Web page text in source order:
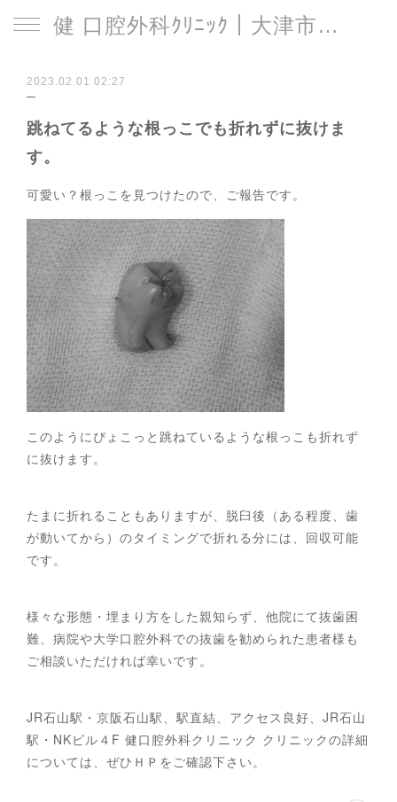
健 口腔外科ｸﾘﾆｯｸ｜大津市｜石山駅
2023.02.01 02:27
跳ねてるような根っこでも折れずに抜けま
す。
可愛い？根っこを見つけたので、ご報告です。
このようにぴょこっと跳ねているような根っこも折れず
に抜けます。
たまに折れることもありますが、脱臼後（ある程度、歯
が動いてから）のタイミングで折れる分には、回収可能
です。
様々な形態・埋まり方をした親知らず、他院にて抜歯困
難、病院や大学口腔外科での抜歯を勧められた患者様も
ご相談いただければ幸いです。
JR石山駅・京阪石山駅、駅直結、アクセス良好、JR石山
駅・NKビル４F 健口腔外科クリニック クリニックの詳細
については、ぜひＨＰをご確認下さい。